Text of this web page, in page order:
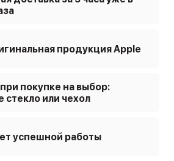
продукция Apple
покупке на выбор:
стекло или чехол
успешной работы